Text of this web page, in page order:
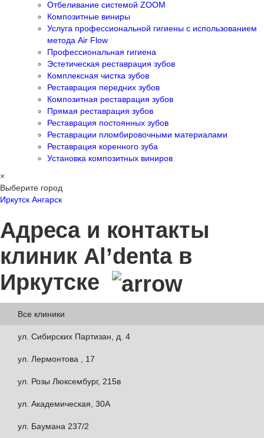
Отбеливание системой ZOOM
Композитные виниры
Услуга профессиональной гигиены с использованием
метода Air Flow
Профессиональная гигиена
Эстетическая реставрация зубов
Комплексная чистка зубов
Реставрация передних зубов
Композитная реставрация зубов
Прямая реставрация зубов
Реставрация постоянных зубов
Реставрации пломбировочными материалами
Реставрация коренного зуба
Установка композитных виниров
×
Выберите город
Иркутск Ангарск
Адреса и контакты
клиник Al’denta в
Иркутске
Все клиники
ул. Сибирских Партизан, д. 4
ул. Лермонтова , 17
ул. Розы Люксембург, 215в
ул. Академическая, 30А
ул. Баумана 237/2